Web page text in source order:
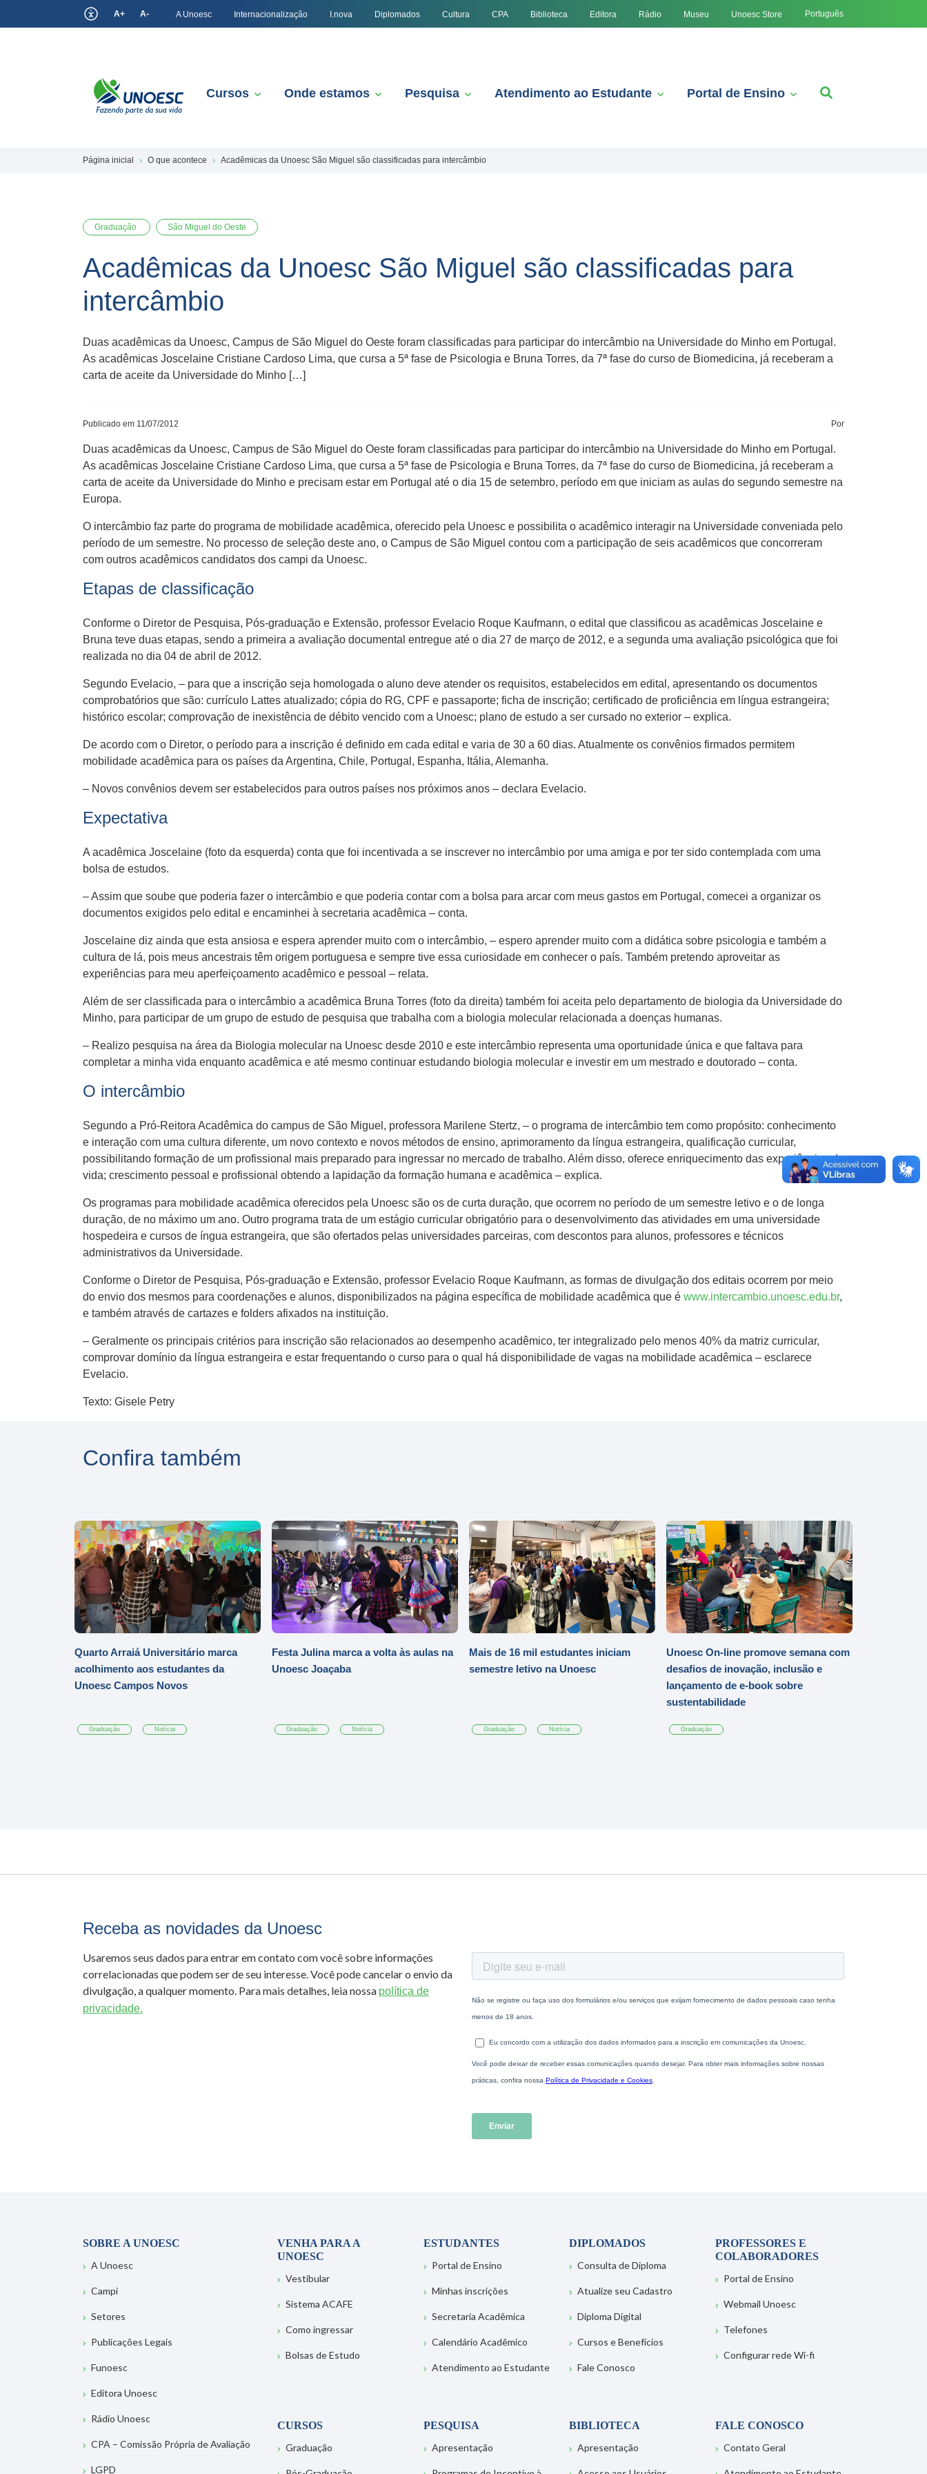
A+ A- A Unoesc Internacionalização I.nova Diplomados Cultura CPA Biblioteca Editora Rádio Museu Unoesc Store Português
Cursos Onde estamos Pesquisa Atendimento ao Estudante Portal de Ensino
Página inicial O que acontece Acadêmicas da Unoesc São Miguel são classificadas para intercâmbio
Graduação São Miguel do Oeste
Acadêmicas da Unoesc São Miguel são classificadas para
intercâmbio
Duas acadêmicas da Unoesc, Campus de São Miguel do Oeste foram classificadas para participar do intercâmbio na Universidade do Minho em Portugal.
As acadêmicas Joscelaine Cristiane Cardoso Lima, que cursa a 5ª fase de Psicologia e Bruna Torres, da 7ª fase do curso de Biomedicina, já receberam a
carta de aceite da Universidade do Minho […]
Publicado em 11/07/2012 Por
Duas acadêmicas da Unoesc, Campus de São Miguel do Oeste foram classificadas para participar do intercâmbio na Universidade do Minho em Portugal.
As acadêmicas Joscelaine Cristiane Cardoso Lima, que cursa a 5ª fase de Psicologia e Bruna Torres, da 7ª fase do curso de Biomedicina, já receberam a
carta de aceite da Universidade do Minho e precisam estar em Portugal até o dia 15 de setembro, período em que iniciam as aulas do segundo semestre na
Europa.
O intercâmbio faz parte do programa de mobilidade acadêmica, oferecido pela Unoesc e possibilita o acadêmico interagir na Universidade conveniada pelo
período de um semestre. No processo de seleção deste ano, o Campus de São Miguel contou com a participação de seis acadêmicos que concorreram
com outros acadêmicos candidatos dos campi da Unoesc.
Etapas de classificação
Conforme o Diretor de Pesquisa, Pós-graduação e Extensão, professor Evelacio Roque Kaufmann, o edital que classificou as acadêmicas Joscelaine e
Bruna teve duas etapas, sendo a primeira a avaliação documental entregue até o dia 27 de março de 2012, e a segunda uma avaliação psicológica que foi
realizada no dia 04 de abril de 2012.
Segundo Evelacio, – para que a inscrição seja homologada o aluno deve atender os requisitos, estabelecidos em edital, apresentando os documentos
comprobatórios que são: currículo Lattes atualizado; cópia do RG, CPF e passaporte; ficha de inscrição; certificado de proficiência em língua estrangeira;
histórico escolar; comprovação de inexistência de débito vencido com a Unoesc; plano de estudo a ser cursado no exterior – explica.
De acordo com o Diretor, o período para a inscrição é definido em cada edital e varia de 30 a 60 dias. Atualmente os convênios firmados permitem
mobilidade acadêmica para os países da Argentina, Chile, Portugal, Espanha, Itália, Alemanha.
– Novos convênios devem ser estabelecidos para outros países nos próximos anos – declara Evelacio.
Expectativa
A acadêmica Joscelaine (foto da esquerda) conta que foi incentivada a se inscrever no intercâmbio por uma amiga e por ter sido contemplada com uma
bolsa de estudos.
– Assim que soube que poderia fazer o intercâmbio e que poderia contar com a bolsa para arcar com meus gastos em Portugal, comecei a organizar os
documentos exigidos pelo edital e encaminhei à secretaria acadêmica – conta.
Joscelaine diz ainda que esta ansiosa e espera aprender muito com o intercâmbio, – espero aprender muito com a didática sobre psicologia e também a
cultura de lá, pois meus ancestrais têm origem portuguesa e sempre tive essa curiosidade em conhecer o país. Também pretendo aproveitar as
experiências para meu aperfeiçoamento acadêmico e pessoal – relata.
Além de ser classificada para o intercâmbio a acadêmica Bruna Torres (foto da direita) também foi aceita pelo departamento de biologia da Universidade do
Minho, para participar de um grupo de estudo de pesquisa que trabalha com a biologia molecular relacionada a doenças humanas.
– Realizo pesquisa na área da Biologia molecular na Unoesc desde 2010 e este intercâmbio representa uma oportunidade única e que faltava para
completar a minha vida enquanto acadêmica e até mesmo continuar estudando biologia molecular e investir em um mestrado e doutorado – conta.
O intercâmbio
Segundo a Pró-Reitora Acadêmica do campus de São Miguel, professora Marilene Stertz, – o programa de intercâmbio tem como propósito: conhecimento
e interação com uma cultura diferente, um novo contexto e novos métodos de ensino, aprimoramento da língua estrangeira, qualificação curricular,
possibilitando formação de um profissional mais preparado para ingressar no mercado de trabalho. Além disso, oferece enriquecimento das experiências de
vida; crescimento pessoal e profissional obtendo a lapidação da formação humana e acadêmica – explica.
Os programas para mobilidade acadêmica oferecidos pela Unoesc são os de curta duração, que ocorrem no período de um semestre letivo e o de longa
duração, de no máximo um ano. Outro programa trata de um estágio curricular obrigatório para o desenvolvimento das atividades em uma universidade
hospedeira e cursos de íngua estrangeira, que são ofertados pelas universidades parceiras, com descontos para alunos, professores e técnicos
administrativos da Universidade.
Conforme o Diretor de Pesquisa, Pós-graduação e Extensão, professor Evelacio Roque Kaufmann, as formas de divulgação dos editais ocorrem por meio
do envio dos mesmos para coordenações e alunos, disponibilizados na página específica de mobilidade acadêmica que é www.intercambio.unoesc.edu.br,
e também através de cartazes e folders afixados na instituição.
– Geralmente os principais critérios para inscrição são relacionados ao desempenho acadêmico, ter integralizado pelo menos 40% da matriz curricular,
comprovar domínio da língua estrangeira e estar frequentando o curso para o qual há disponibilidade de vagas na mobilidade acadêmica – esclarece
Evelacio.
Texto: Gisele Petry
Confira também
Quarto Arraiá Universitário marca
acolhimento aos estudantes da
Unoesc Campos Novos
Graduação Notícia
Festa Julina marca a volta às aulas na
Unoesc Joaçaba
Graduação Notícia
Mais de 16 mil estudantes iniciam
semestre letivo na Unoesc
Graduação Notícia
Unoesc On-line promove semana com
desafios de inovação, inclusão e
lançamento de e-book sobre
sustentabilidade
Graduação
Receba as novidades da Unoesc
Usaremos seus dados para entrar em contato com você sobre informações
correlacionadas que podem ser de seu interesse. Você pode cancelar o envio da
divulgação, a qualquer momento. Para mais detalhes, leia nossa política de
privacidade.
SOBRE A UNOESC
A Unoesc
Campi
Setores
Publicações Legais
Funoesc
Editora Unoesc
Rádio Unoesc
CPA – Comissão Própria de Avaliação
LGPD
VENHA PARA A
UNOESC
Vestibular
Sistema ACAFE
Como ingressar
Bolsas de Estudo
ESTUDANTES
Portal de Ensino
Minhas inscrições
Secretaria Acadêmica
Calendário Acadêmico
Atendimento ao Estudante
DIPLOMADOS
Consulta de Diploma
Atualize seu Cadastro
Diploma Digital
Cursos e Benefícios
Fale Conosco
PROFESSORES E
COLABORADORES
Portal de Ensino
Webmail Unoesc
Telefones
Configurar rede Wi-fi
CURSOS
Graduação
PESQUISA
Apresentação
BIBLIOTECA
Apresentação
FALE CONOSCO
Contato Geral